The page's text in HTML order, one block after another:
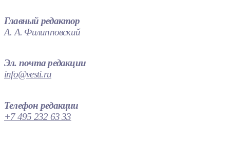
Главный редактор
А. А. Филипповский
Эл. почта редакции
info@vesti.ru
Телефон редакции
+7 495 232 63 33